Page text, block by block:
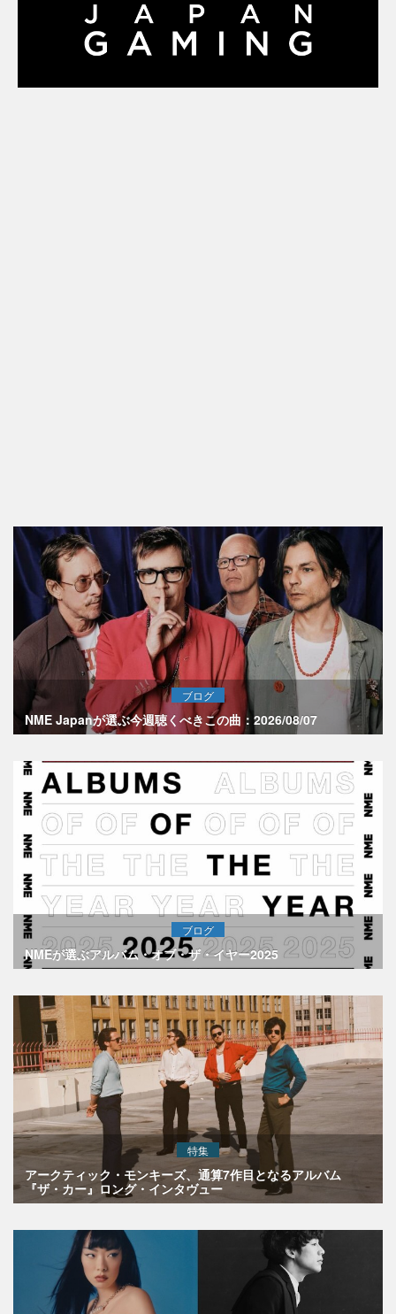
ブログ
NME Japanが選ぶ今週聴くべきこの曲：2026/08/07
ブログ
NMEが選ぶアルバム・オブ・ザ・イヤー2025
特集
アークティック・モンキーズ、通算7作目となるアルバム
『ザ・カー』ロング・インタヴュー